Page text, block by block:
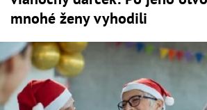
mnohé ženy vyhodili